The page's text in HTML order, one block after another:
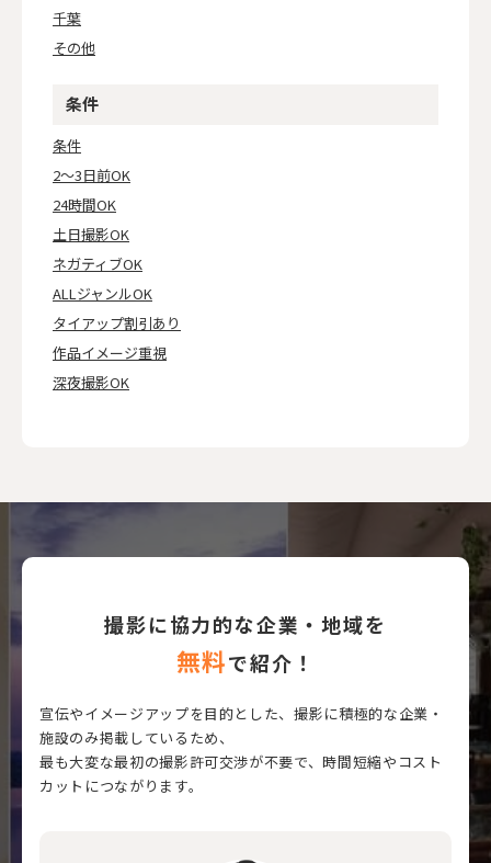
千葉
その他
条件
条件
2～3日前OK
24時間OK
土日撮影OK
ネガティブOK
ALLジャンルOK
タイアップ割引あり
作品イメージ重視
深夜撮影OK
撮影に協力的な企業・地域を
無料で紹介！
宣伝やイメージアップを目的とした、撮影に積極的な企業・
施設のみ掲載しているため、
最も大変な最初の撮影許可交渉が不要で、時間短縮やコスト
カットにつながります。